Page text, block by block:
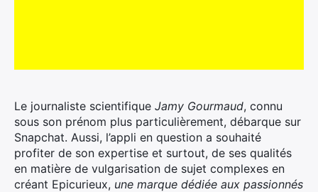
Le journaliste scientifique Jamy Gourmaud, connu
sous son prénom plus particulièrement, débarque sur
Snapchat. Aussi, l’appli en question a souhaité
profiter de son expertise et surtout, de ses qualités
en matière de vulgarisation de sujet complexes en
créant Epicurieux, une marque dédiée aux passionnés